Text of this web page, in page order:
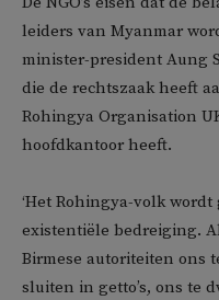
leiders van Myanmar
minister-president Aung
die de rechtszaak heeft
Rohingya Organisation
hoofdkantoor heeft.
‘Het Rohingya-volk
existentiële bedreiging.
Birmese autoriteiten ons
sluiten in getto’s, ons te